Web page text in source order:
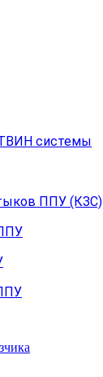
системы
ППУ (КЗС)